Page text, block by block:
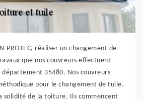
PROTEC, réaliser un changement de
que nos couvreurs effectuent
département 35480. Nos couvreurs
pour le changement de tuile.
solidité de la toiture. Ils commencent